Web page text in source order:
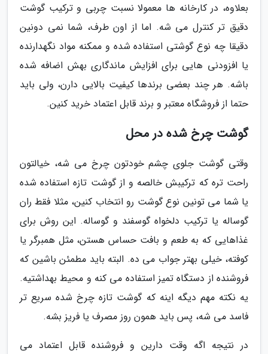
بعلاوه، در کارخانه ها معمولا نسبت چربی و ترکیب گوشت
دقیق تر کنترل می شه. اما از اون طرف، شما نمی دونین
دقیقا چه نوع گوشتی استفاده شده و ممکنه مواد نگهدارنده
یا افزودنی هایی برای افزایش ماندگاری بهش اضافه شده
باشه. هر چند بعضی برندها کیفیت بالایی دارن، ولی باید
حتما از فروشگاه معتبر و برند قابل اعتماد خرید کنین.
گوشت چرخ شده در محل
وقتی گوشت جلوی چشم خودتون چرخ می شه، خیالتون
راحت تره که ترکیبش خالصه و از گوشت تازه استفاده شده
یا شما می تونین نوع گوشت رو انتخاب کنین، مثلا فقط ران
گوساله یا ترکیب دلخواه گوسفند و گوساله. این روش برای
غذاهایی که به طعم و بافت حساس هستن، مثل همبرگر یا
کوفته، خیلی بهتر جواب می ده. البته باید مطمئن باشین که
فروشنده از دستگاه تمیز استفاده می کنه و محیط بهداشتیه.
یه نکته مهم دیگه اینه که گوشت تازه چرخ شده سریع تر
فاسد می شه، پس باید همون روز مصرف یا فریز بشه.
در نتیجه اگه وقت دارین و فروشنده قابل اعتماد می